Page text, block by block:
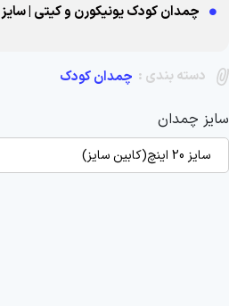
چمدان کودک یونیکورن و کیتی | سایز 20 | نشکن | ضدخش | بژ گلد
دسته بندی : چمدان کودک
سایز چمدان
سایز 20 اینچ(کابین سایز)